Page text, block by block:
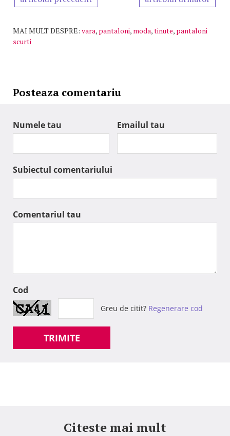
MAI MULT DESPRE: vara, pantaloni, moda,tinute, pantaloni
scurti
Posteaza comentariu
Numele tau Emailul tau
Subiectul comentariului
Comentariul tau
Cod
Greu de citit? Regenerare cod
TRIMITE
Citeste mai mult